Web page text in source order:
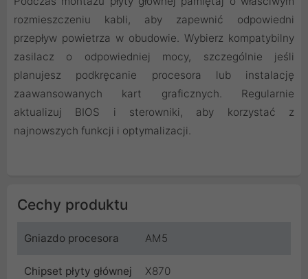
rozmieszczeniu kabli, aby zapewnić odpowiedni
przepływ powietrza w obudowie. Wybierz kompatybilny
zasilacz o odpowiedniej mocy, szczególnie jeśli
planujesz podkręcanie procesora lub instalację
zaawansowanych kart graficznych. Regularnie
aktualizuj BIOS i sterowniki, aby korzystać z
najnowszych funkcji i optymalizacji.
Cechy produktu
Gniazdo procesora AM5
Chipset płyty głównej X870